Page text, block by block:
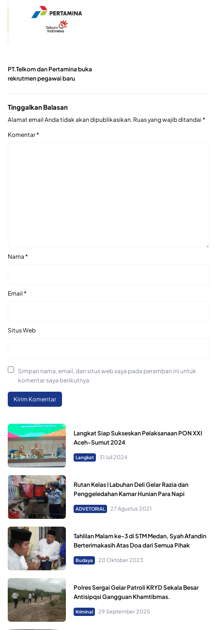
PT.Telkom dan Pertamina buka
rekrutmen pegawai baru
Tinggalkan Balasan
Alamat email Anda tidak akan dipublikasikan. Ruas yang wajib ditandai *
Komentar*
Nama *
Email *
Situs Web
Simpan nama, email, dan situs web saya pada peramban ini untuk
komentar saya berikutnya.
Langkat Siap Sukseskan Pelaksanaan PON XXI
Aceh-Sumut 2024
Langkat 31 Juli 2024
Rutan Kelas I Labuhan Deli Gelar Razia dan
Penggeledahan Kamar Hunian Para Napi
ADVETORIAL 27 Agustus 2021
Tahlilan Malam ke-3 di STM Medan, Syah Afandin
Berterimakasih Atas Doa dari Semua Pihak
Budaya 20 Oktober 2023
Polres Sergai Gelar Patroli KRYD Sekala Besar
Antisipqsi Gangguan Khamtibmas.
Kriminal 29 September 2025